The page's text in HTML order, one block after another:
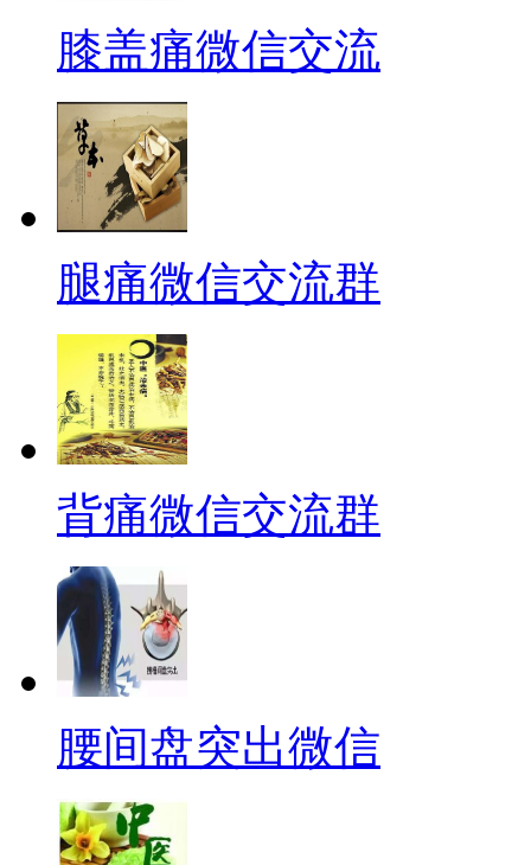
膝盖痛微信交流
腿痛微信交流群
背痛微信交流群
腰间盘突出微信